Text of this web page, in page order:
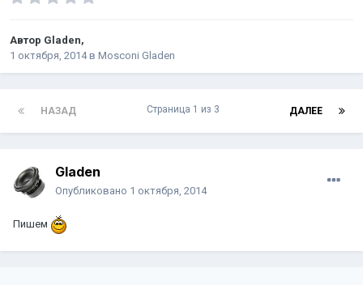
Автор Gladen,
1 октября, 2014в Mosconi Gladen
НАЗАД ДАЛЕЕ
Страница 1 из 3
Gladen
Опубликовано 1 октября, 2014
Пишем